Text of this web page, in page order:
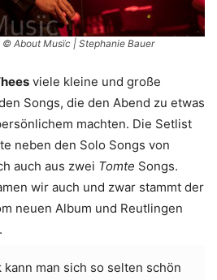
© About Musïc | Stephanie Bauer
viele kleine und große
Songs, die den Abend zu etwas
machten. Die Setlist
neben den Solo Songs von
auch aus zwei Tomte Songs.
wir auch und zwar stammt der
neuen Album und Reutlingen
man sich so selten schön